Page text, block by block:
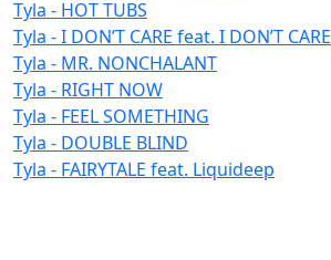
Tyla - HOT TUBS
Tyla - I DON’T CARE feat. I DON’T CARE
Tyla - MR. NONCHALANT
Tyla - RIGHT NOW
Tyla - FEEL SOMETHING
Tyla - DOUBLE BLIND
Tyla - FAIRYTALE feat. Liquideep